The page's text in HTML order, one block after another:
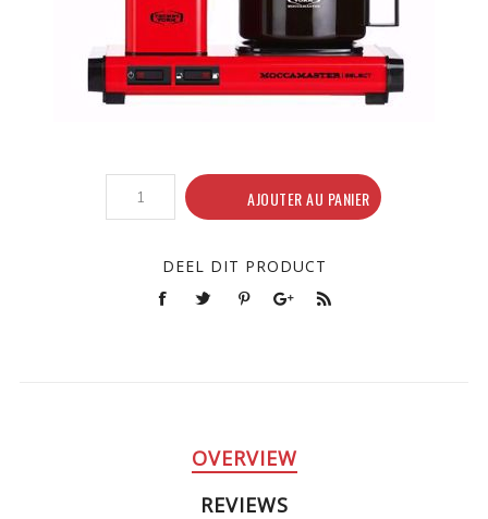
AJOUTER AU PANIER
DEEL DIT PRODUCT
OVERVIEW
REVIEWS